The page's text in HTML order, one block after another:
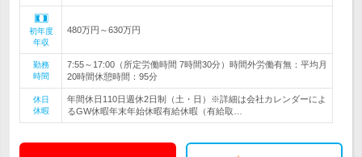
初年度
年収
480万円～630万円
勤務
時間
7:55～17:00（所定労働時間 7時間30分）時間外労働有無：平均月
20時間休憩時間：95分
休日
休暇
年間休日110日週休2日制（土・日）※詳細は会社カレンダーによ
るGW休暇年末年始休暇有給休暇（有給取…